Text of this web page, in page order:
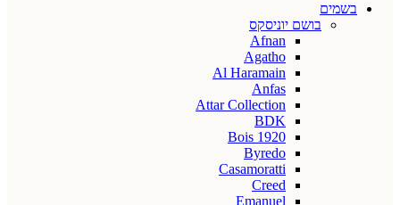
בשמים
בושם יוניסקס
Afnan
Agatho
Al Haramain
Anfas
Attar Collection
BDK
Bois 1920
Byredo
Casamoratti
Creed
Emanuel